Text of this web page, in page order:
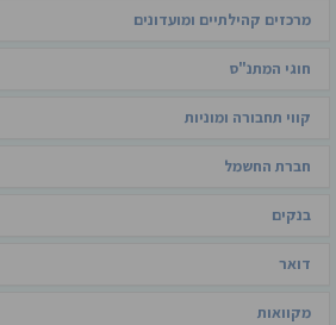
מרכזים קהילתיים ומועדונים
חוגי המתנ"ס
קווי תחבורה ומוניות
חברת החשמל
בנקים
דואר
מקוואות